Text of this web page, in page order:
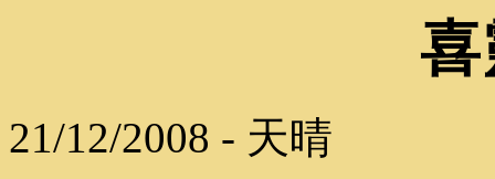
21/12/2008 - 天晴